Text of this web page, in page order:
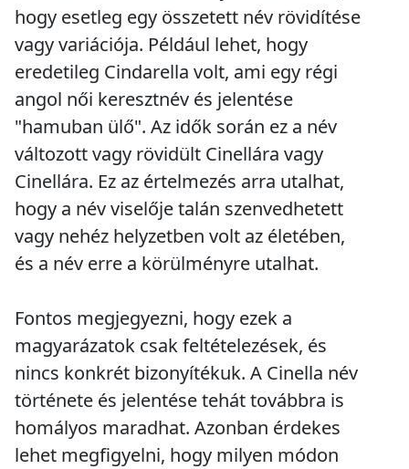
hogy esetleg egy összetett név rövidítése
vagy variációja. Például lehet, hogy
eredetileg Cindarella volt, ami egy régi
angol női keresztnév és jelentése
"hamuban ülő". Az idők során ez a név
változott vagy rövidült Cinellára vagy
Cinellára. Ez az értelmezés arra utalhat,
hogy a név viselője talán szenvedhetett
vagy nehéz helyzetben volt az életében,
és a név erre a körülményre utalhat.
Fontos megjegyezni, hogy ezek a
magyarázatok csak feltételezések, és
nincs konkrét bizonyítékuk. A Cinella név
története és jelentése tehát továbbra is
homályos maradhat. Azonban érdekes
lehet megfigyelni, hogy milyen módon